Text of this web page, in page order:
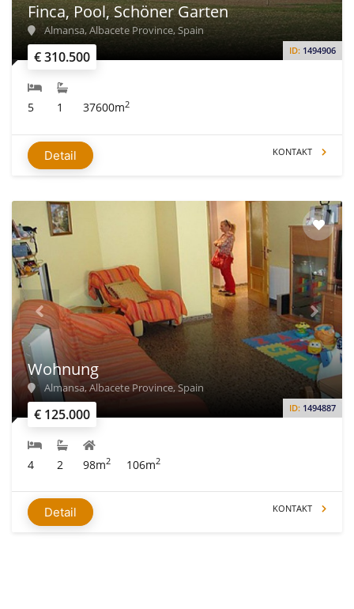
€ 310.500 ID: 1494906
Finca, Pool, Schöner Garten
Almansa, Albacete Province, Spain
5 1 37600m2
Detail KONTAKT
€ 125.000 ID: 1494887
Wohnung
Almansa, Albacete Province, Spain
4 2 98m2 106m2
Detail KONTAKT